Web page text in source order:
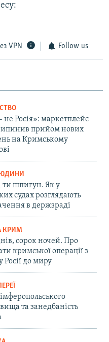
VPN Follow us
не Росія»: маркетплейс
прийом нових
на Кримському
ти шпигун. Як у
судах розглядають
в держзраді
КРИМ
сорок ночей. Про
кримської операції з
Росії до миру
та занедбаність